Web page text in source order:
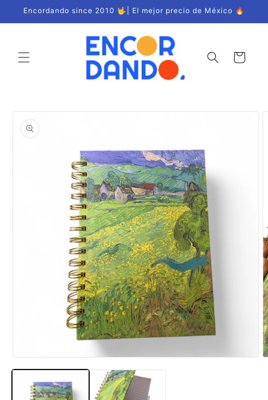
directamente
al contenido
Encordando since 2010 🤟| El mejor precio de México 🔥
Carrito
directamente
información
Abrir
elemento